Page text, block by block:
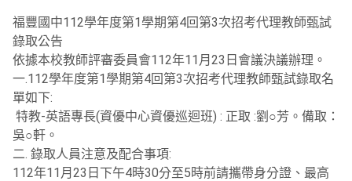
福豐國中112學年度第1學期第4回第3次招考代理教師甄試
錄取公告
依據本校教師評審委員會112年11月23日會議決議辦理。
一.112學年度第1學期第4回第3次招考代理教師甄試錄取名
單如下:
特教-英語專長(資優中心資優巡迴班) : 正取 :劉○芳。備取：
吳○軒。
二. 錄取人員注意及配合事項:
112年11月23日下午4時30分至5時前請攜帶身分證、最高